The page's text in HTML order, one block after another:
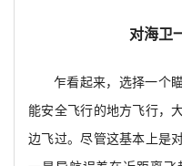
对海卫
乍看起来，选择一个
能安全飞行的地方飞行，
边飞过。尽管这基本上是